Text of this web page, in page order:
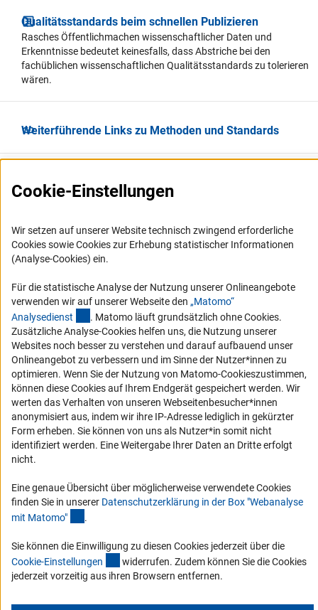
Qualitätsstandards beim schnellen Publizieren
Rasches Öffentlichmachen wissenschaftlicher Daten und
Erkenntnisse bedeutet keinesfalls, dass Abstriche bei den
fachüblichen wissenschaftlichen Qualitätsstandards zu tolerieren
wären.
Weiterführende Links zu Methoden und Standards
Service
RSS-Feed
Barrierefreiheit
Erklärung zur Barrierefreiheit
Barriere melden
Links
Zum Download des Kodex
DFG-Website
Kontakt
Sie haben Fragen oder möchten einen Verdachtsfall melden?
Zur Kontaktübersicht
Cookie-Einstellungen
Wir setzen auf unserer Website technisch zwingend erforderliche
Cookies sowie Cookies zur Erhebung statistischer Informationen
(Analyse-Cookies) ein.
Für die statistische Analyse der Nutzung unserer Onlineangebote
verwenden wir auf unserer Webseite den „Matomo“
Analysedienst (externer Link)
. Matomo läuft grundsätzlich ohne Cookies.
Zusätzliche Analyse-Cookies helfen uns, die Nutzung unserer
Websites noch besser zu verstehen und darauf aufbauend unser
Onlineangebot zu verbessern und im Sinne der Nutzer*innen zu
optimieren. Wenn Sie der Nutzung von Matomo-Cookieszustimmen,
können diese Cookies auf Ihrem Endgerät gespeichert werden. Wir
werten das Verhalten von unseren Webseitenbesucher*innen
anonymisiert aus, indem wir ihre IP-Adresse lediglich in gekürzter
Form erheben. Sie können von uns als Nutzer*in somit nicht
identifiziert werden. Eine Weitergabe Ihrer Daten an Dritte erfolgt
nicht.
Eine genaue Übersicht über möglicherweise verwendete Cookies
finden Sie in unserer Datenschutzerklärung in der Box "Webanalyse
mit Matomo" .
Sie können die Einwilligung zu diesen Cookies jederzeit über die
Cookie-Einstellungen (interner Link)
widerrufen. Zudem können Sie die Cookies
jederzeit vorzeitig aus ihren Browsern entfernen.